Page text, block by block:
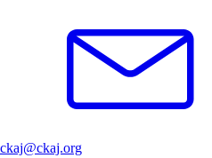
ckaj@ckaj.org